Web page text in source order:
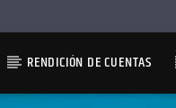
RENDICIÓN DE CUENTAS